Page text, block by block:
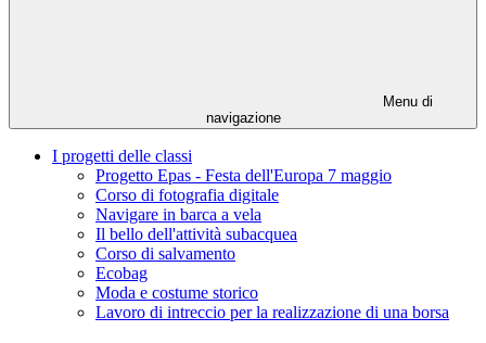
Menu di
navigazione
I progetti delle classi
Progetto Epas - Festa dell'Europa 7 maggio
Corso di fotografia digitale
Navigare in barca a vela
Il bello dell'attività subacquea
Corso di salvamento
Ecobag
Moda e costume storico
Lavoro di intreccio per la realizzazione di una borsa